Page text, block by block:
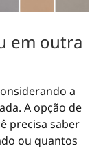
em outra
a
A opção de
precisa saber
ou quantos